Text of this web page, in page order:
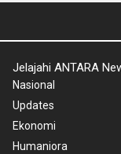
Jelajahi ANTARA
Nasional
Updates
Ekonomi
Humaniora